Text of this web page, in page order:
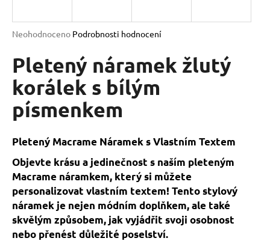
Průměrné
produktu
je
0,0
hvězdiček.
Neohodnoceno Podrobnosti hodnocení
Pletený náramek žlutý
korálek s bílým
písmenkem
Pletený Macrame Náramek s Vlastním Textem
Objevte krásu a jedinečnost s naším pleteným
Macrame náramkem, který si můžete
personalizovat vlastním textem! Tento stylový
náramek je nejen módním doplňkem, ale také
skvělým způsobem, jak vyjádřit svoji osobnost
nebo přenést důležité poselství.
j
t
?
HLEDAT
D
o
p
o